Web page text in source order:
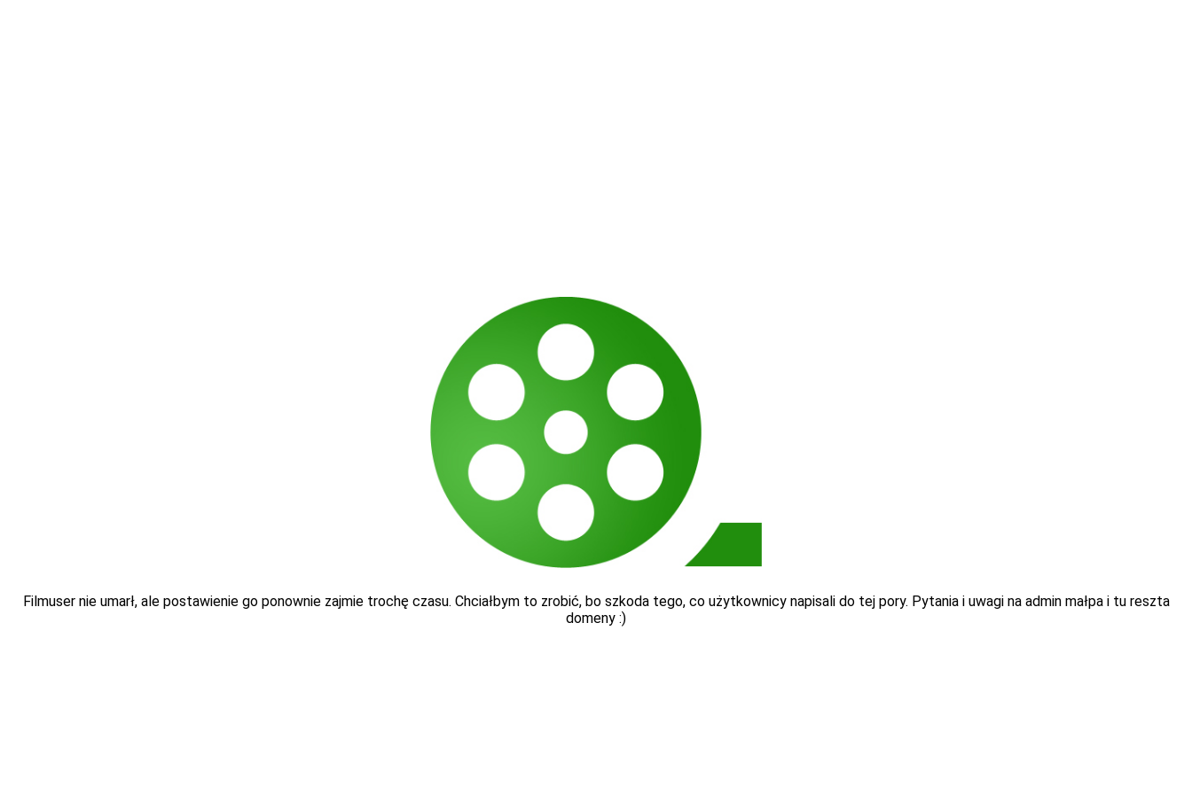
Filmuser nie umarł, ale postawienie go ponownie zajmie trochę czasu. Chciałbym to zrobić, bo szkoda tego, co użytkownicy napisali do tej pory. Pytania i uwagi na admin małpa i tu reszta
domeny :)